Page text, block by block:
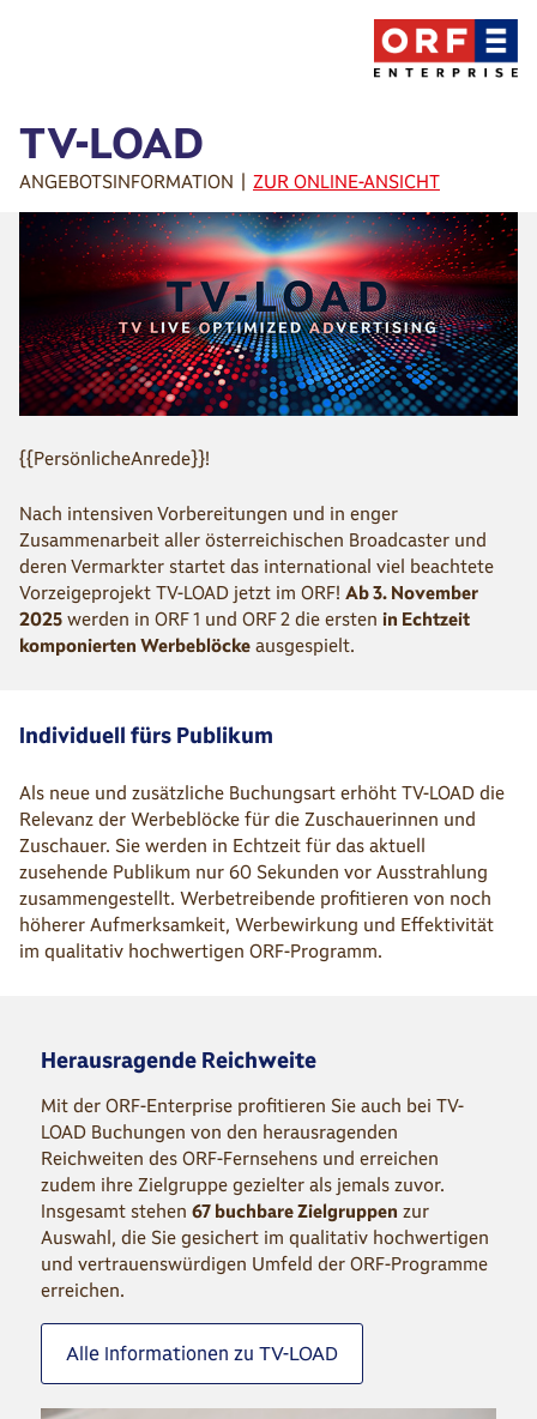
TV-LOAD
ANGEBOTSINFORMATION | ZUR ONLINE-ANSICHT
{{PersönlicheAnrede}}!
Nach intensiven Vorbereitungen und in enger
Zusammenarbeit aller österreichischen Broadcaster und
deren Vermarkter startet das international viel beachtete
Vorzeigeprojekt TV-LOAD jetzt im ORF! Ab 3. November
2025 werden in ORF 1 und ORF 2 die ersten in Echtzeit
komponierten Werbeblöcke ausgespielt.
Individuell fürs Publikum
Als neue und zusätzliche Buchungsart erhöht TV-LOAD die
Relevanz der Werbeblöcke für die Zuschauerinnen und
Zuschauer. Sie werden in Echtzeit für das aktuell
zusehende Publikum nur 60 Sekunden vor Ausstrahlung
zusammengestellt. Werbetreibende profitieren von noch
höherer Aufmerksamkeit, Werbewirkung und Effektivität
im qualitativ hochwertigen ORF-Programm.
Herausragende Reichweite
Mit der ORF-Enterprise profitieren Sie auch bei TV-
LOAD Buchungen von den herausragenden
Reichweiten des ORF-Fernsehens und erreichen
zudem ihre Zielgruppe gezielter als jemals zuvor.
Insgesamt stehen 67 buchbare Zielgruppen zur
Auswahl, die Sie gesichert im qualitativ hochwertigen
und vertrauenswürdigen Umfeld der ORF-Programme
erreichen.
Alle Informationen zu TV-LOAD